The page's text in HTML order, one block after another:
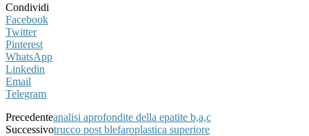
Condividi
Facebook
Twitter
Pinterest
WhatsApp
Linkedin
Email
Telegram
Precedenteanalisi aprofondite della epatite b,a,c
Successivotrucco post blefaroplastica superiore